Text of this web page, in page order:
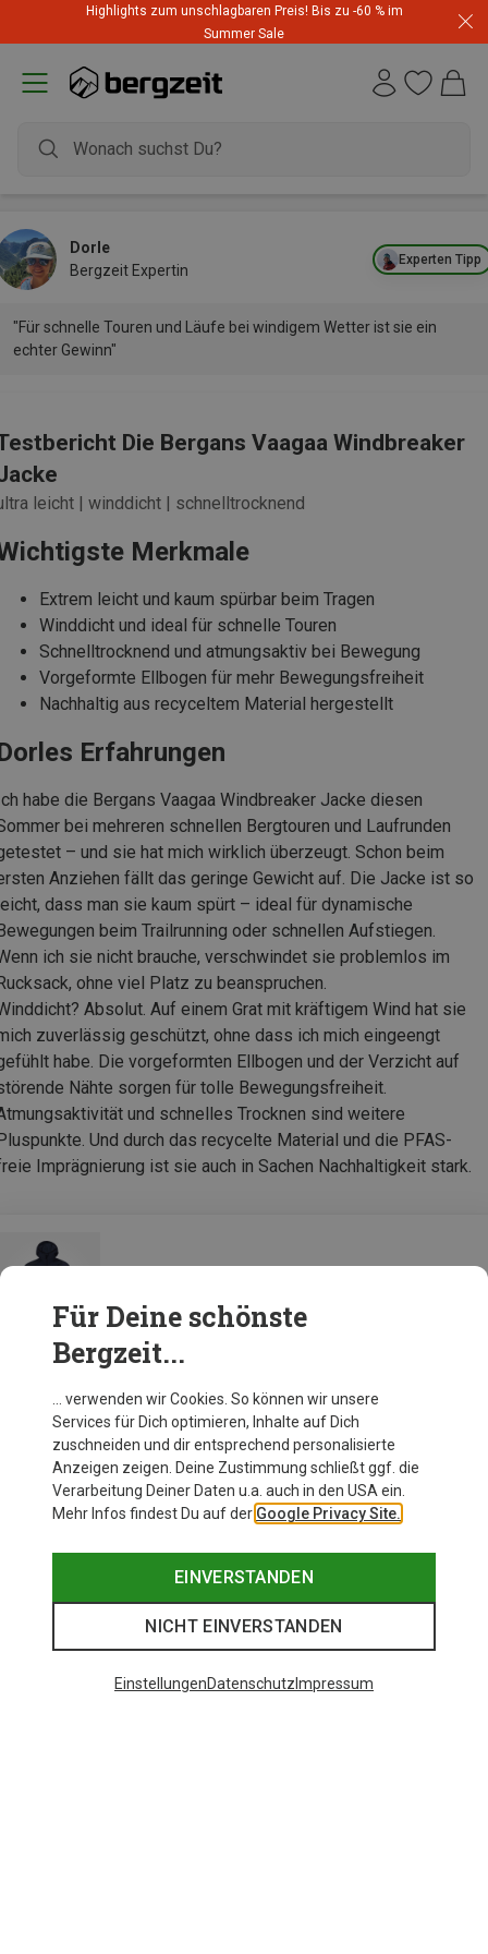
Highlights zum unschlagbaren Preis! Bis zu -60 % im
Summer Sale
Experten Tipp
Dorle
Bergzeit Expertin
"Für schnelle Touren und Läufe bei windigem Wetter ist sie ein
echter Gewinn"
Die Bergans Vaagaa Windbreaker
leicht | winddicht | schnelltrocknend
Merkmale
Extrem leicht und kaum spürbar beim Tragen
Winddicht und ideal für schnelle Touren
Schnelltrocknend und atmungsaktiv bei Bewegung
Vorgeformte Ellbogen für mehr Bewegungsfreiheit
Nachhaltig aus recyceltem Material hergestellt
Erfahrungen
habe die Bergans Vaagaa Windbreaker Jacke diesen
bei mehreren schnellen Bergtouren und Laufrunden
– und sie hat mich wirklich überzeugt. Schon beim
Anziehen fällt das geringe Gewicht auf. Die Jacke ist so
dass man sie kaum spürt – ideal für dynamische
beim Trailrunning oder schnellen Aufstiegen.
ich sie nicht brauche, verschwindet sie problemlos im
ohne viel Platz zu beanspruchen.
Absolut. Auf einem Grat mit kräftigem Wind hat sie
zuverlässig geschützt, ohne dass ich mich eingeengt
habe. Die vorgeformten Ellbogen und der Verzicht auf
Nähte sorgen für tolle Bewegungsfreiheit.
und schnelles Trocknen sind weitere
Und durch das recycelte Material und die PFAS-
Imprägnierung ist sie auch in Sachen Nachhaltigkeit stark.
Zur Produktseite
Für Deine schönste
Bergzeit...
… verwenden wir Cookies. So können wir unsere
Services für Dich optimieren, Inhalte auf Dich
zuschneiden und dir entsprechend personalisierte
Anzeigen zeigen. Deine Zustimmung schließt ggf. die
Verarbeitung Deiner Daten u.a. auch in den USA ein.
Mehr Infos findest Du auf der Google Privacy Site.
EINVERSTANDEN
NICHT EINVERSTANDEN
EinstellungenDatenschutz Impressum